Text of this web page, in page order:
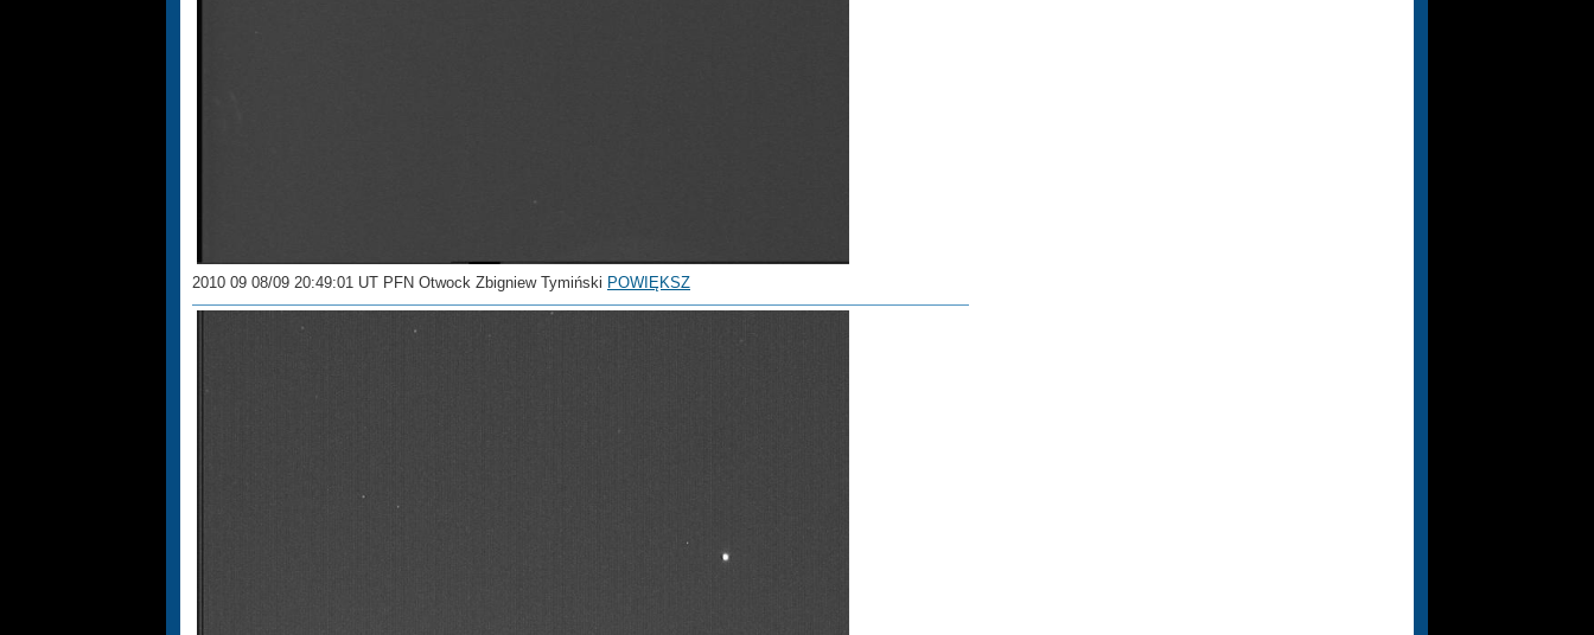
2010 09 08/09 20:49:01 UT PFN Otwock Zbigniew Tymiński POWIĘKSZ